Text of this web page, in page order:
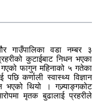
गाउँपालिका वडा नम्बर ३
कुटाईबाट निधन भएका
फागुन महिनाको ५ गतेका
कर्णाली स्वास्थ्य विज्ञान
भएको थियो । गज्र्याङ्गकोट
मृतक बुढालाई प्रहरीले